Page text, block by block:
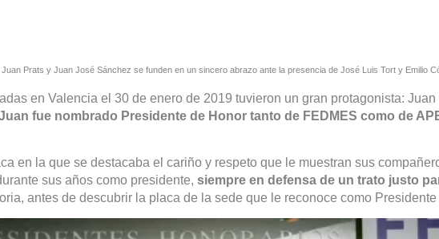
Juan Prats y Juan José Sánchez se funden en un sincero abrazo ante la presencia de José Luis Tort y Emilio
en Valencia el 30 de enero de 2019 tuvieron un gran protagonista: Juan
fue nombrado Presidente de Honor tanto de FEDMES como de
en la que se destacaba el cariño y respeto que le muestran sus
sus años como presidente, siempre en defensa de un trato justo
antes de descubrir la placa de la sede que le reconoce como